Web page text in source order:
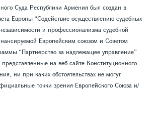
Суда Республики Армения был создан в
Европы “Содействие осуществлению судебных
и профессионализма судебной
Европейским союзом и Советом
“Партнерство за надлежащее управление”
на веб-сайте Конституционного
ни при каких обстоятельствах не могут
точки зрения Европейского Союза и/